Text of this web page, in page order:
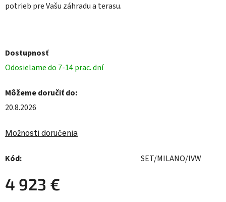
potrieb pre Vašu záhradu a terasu.
Dostupnosť
Odosielame do 7-14 prac. dní
Môžeme doručiť do:
20.8.2026
Možnosti doručenia
Kód: SET/MILANO/IVW
4 923 €